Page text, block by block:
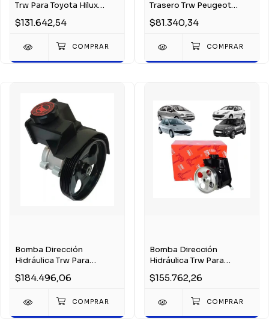
Trw Para Toyota Hilux
$131.642,54
Trasero Trw Peugeot
$81.340,34
Bomba Dirección
Hidráulica Trw Para
$184.496,06
Bomba Dirección
Hidráulica Trw Para
$155.762,26